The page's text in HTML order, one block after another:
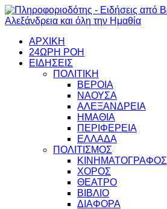
ΑΡΧΙΚΗ
24ΩΡΗ ΡΟΗ
ΕΙΔΗΣΕΙΣ
ΠΟΛΙΤΙΚΗ
ΒΕΡΟΙΑ
ΝΑΟΥΣΑ
ΑΛΕΞΑΝΔΡΕΙΑ
ΗΜΑΘΙΑ
ΠΕΡΙΦΕΡΕΙΑ
ΕΛΛΑΔΑ
ΠΟΛΙΤΙΣΜΟΣ
ΚΙΝΗΜΑΤΟΓΡΑΦΟΣ
ΧΟΡΟΣ
ΘΕΑΤΡΟ
ΒΙΒΛΙΟ
ΔΙΑΦΟΡΑ